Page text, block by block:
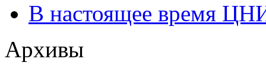
В настоящее время
Архивы